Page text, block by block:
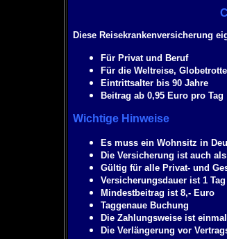
Diese Reisekrankenversicherung
Für Privat und Beruf
Für die Weltreise,
Eintrittsalter bis 90 Jahre
Beitrag ab 0,95 Euro pro Tag
Wichtige Hinweise
Es muss ein Wohnsitz in
Die Versicherung ist auch
Gültig für alle Privat- und
Versicherungsdauer ist 1
Mindestbeitrag ist 8,- Euro
Taggenaue Buchung
Die Zahlungsweise ist
Die Verlängerung vor